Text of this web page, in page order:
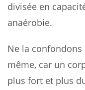
divisée en
anaérobie.
Ne la confondons
même, car un
plus fort et plus